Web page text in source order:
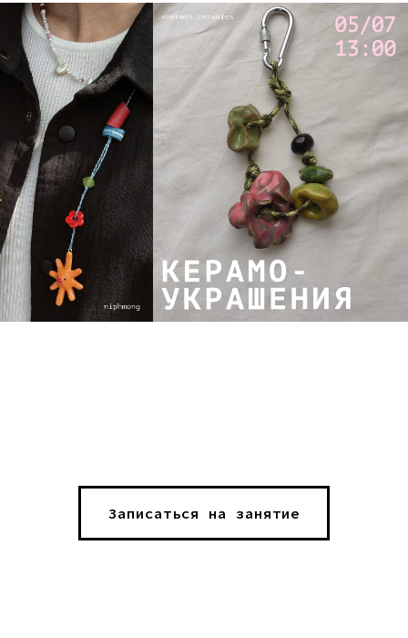
Записаться на занятие